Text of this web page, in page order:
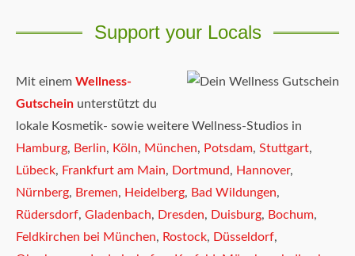
Support your Locals
Mit einem Wellness-
Gutschein unterstützt du
lokale Kosmetik- sowie weitere Wellness-Studios in
Hamburg, Berlin, Köln, München, Potsdam, Stuttgart,
Lübeck, Frankfurt am Main, Dortmund, Hannover,
Nürnberg, Bremen, Heidelberg, Bad Wildungen,
Rüdersdorf, Gladenbach, Dresden, Duisburg, Bochum,
Feldkirchen bei München, Rostock, Düsseldorf,